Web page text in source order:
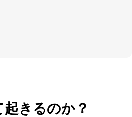
きるのか？